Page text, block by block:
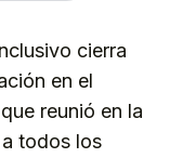
cierra
en el
reunió en la
todos los